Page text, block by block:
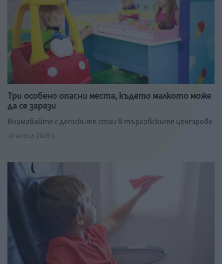
Три особено опасни места, където малкото може
да се зарази
Внимавайте с детските стаи в търговските центрове
10 април 2019 г.